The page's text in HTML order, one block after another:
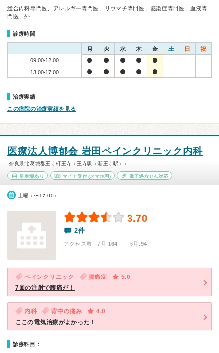
総合内科専門医、アレルギー専門医、リウマチ専門医、感染症専門医、血液専
門医、外…
診療時間
月 火 水 木 金 土 日 祝
09:00-12:00
13:00-17:00
治療実績
この病院の治療実績を見る
医療法人博郁会 岩田ペインクリニック内科
奈良県北葛城郡王寺町王寺（王寺駅（新王寺駅））
駐車場あり マイナ受付(スマホ可) 電子処方せん対応
土曜（〜12:00）
3.70
2件
アクセス数 7月:164 | 6月:94
ペインクリニック 腰痛症
5.0
7回の注射で腰痛が！
内科 背中の痛み
4.0
ここの電気治療がよかった！
診療科目：